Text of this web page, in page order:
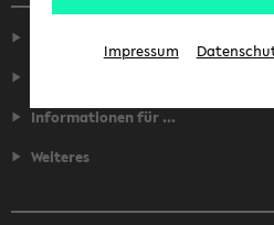
Informationen für ...
Weiteres
Impressum